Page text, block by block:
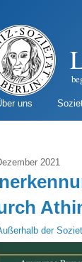
uns
2021
der